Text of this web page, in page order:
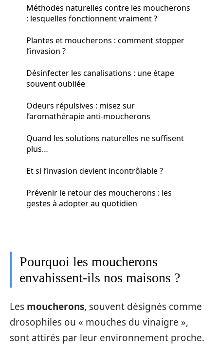
Méthodes naturelles contre les moucherons
: lesquelles fonctionnent vraiment ?
Plantes et moucherons : comment stopper
l’invasion ?
Désinfecter les canalisations : une étape
souvent oubliée
Odeurs répulsives : misez sur
l’aromathérapie anti-moucherons
Quand les solutions naturelles ne suffisent
plus…
Et si l’invasion devient incontrôlable ?
Prévenir le retour des moucherons : les
gestes à adopter au quotidien
Pourquoi les moucherons
envahissent-ils nos maisons ?
Les moucherons, souvent désignés comme
drosophiles ou « mouches du vinaigre »,
sont attirés par leur environnement proche.